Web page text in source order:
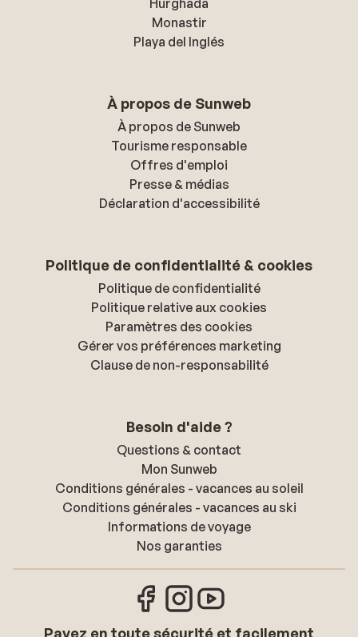
Hurghada
Monastir
Playa del Inglés
À propos de Sunweb
À propos de Sunweb
Tourisme responsable
Offres d'emploi
Presse & médias
Déclaration d'accessibilité
Politique de confidentialité & cookies
Politique de confidentialité
Politique relative aux cookies
Paramètres des cookies
Gérer vos préférences marketing
Clause de non-responsabilité
Besoin d'aide ?
Questions & contact
Mon Sunweb
Conditions générales - vacances au soleil
Conditions générales - vacances au ski
Informations de voyage
Nos garanties
Payez en toute sécurité et facilement